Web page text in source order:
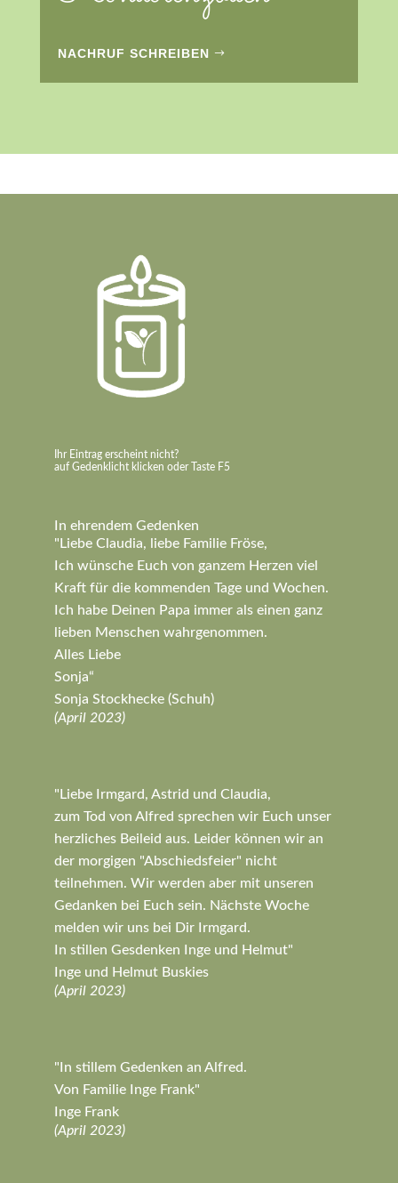
NACHRUF SCHREIBEN
Ihr Eintrag erscheint nicht?
auf Gedenklicht klicken oder Taste F5
In ehrendem Gedenken
"Liebe Claudia, liebe Familie Fröse,
Ich wünsche Euch von ganzem Herzen viel
Kraft für die kommenden Tage und Wochen.
Ich habe Deinen Papa immer als einen ganz
lieben Menschen wahrgenommen.
Alles Liebe
Sonja“
Sonja Stockhecke (Schuh)
(April 2023)
"Liebe Irmgard, Astrid und Claudia,
zum Tod von Alfred sprechen wir Euch unser
herzliches Beileid aus. Leider können wir an
der morgigen "Abschiedsfeier" nicht
teilnehmen. Wir werden aber mit unseren
Gedanken bei Euch sein. Nächste Woche
melden wir uns bei Dir Irmgard.
In stillen Gesdenken Inge und Helmut"
Inge und Helmut Buskies
(April 2023)
"In stillem Gedenken an Alfred.
Von Familie Inge Frank"
Inge Frank
(April 2023)